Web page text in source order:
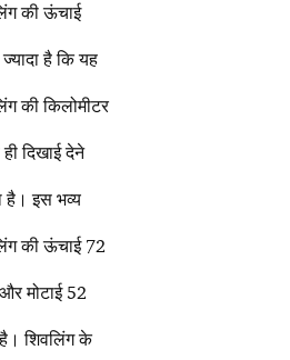
की ऊंचाई
है कि यह
की किलोमीटर
दिखाई देने
है। इस भव्य
की ऊंचाई 72
मोटाई 52
शिवलिंग के